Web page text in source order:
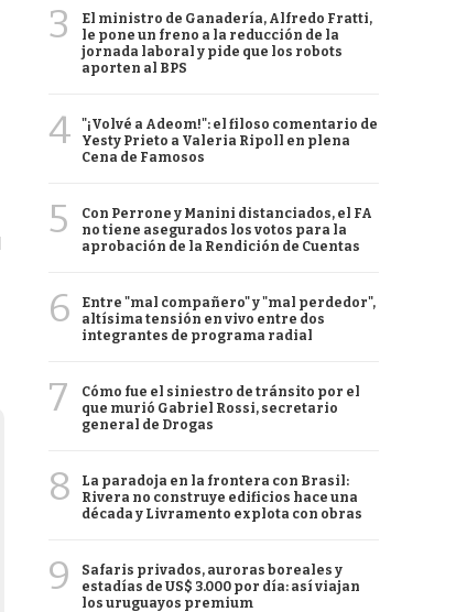
3
El ministro de Ganadería, Alfredo Fratti,
le pone un freno a la reducción de la
jornada laboral y pide que los robots
aporten al BPS
4
"¡Volvé a Adeom!": el filoso comentario de
Yesty Prieto a Valeria Ripoll en plena
Cena de Famosos
5
Con Perrone y Manini distanciados, el FA
no tiene asegurados los votos para la
aprobación de la Rendición de Cuentas
6
Entre "mal compañero" y "mal perdedor",
altísima tensión en vivo entre dos
integrantes de programa radial
7
Cómo fue el siniestro de tránsito por el
que murió Gabriel Rossi, secretario
general de Drogas
8
La paradoja en la frontera con Brasil:
Rivera no construye edificios hace una
década y Livramento explota con obras
9
Safaris privados, auroras boreales y
estadías de US$ 3.000 por día: así viajan
los uruguayos premium